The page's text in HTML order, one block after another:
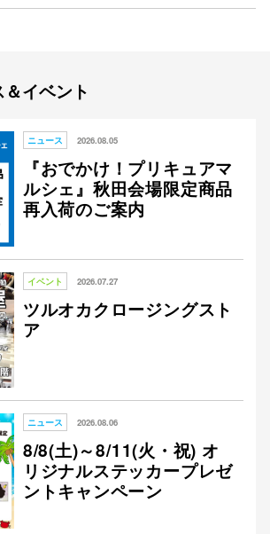
イベント
ニュース 2026.08.05
『おでかけ！プリキュアマ
ルシェ』秋田会場限定商品
再入荷のご案内
イベント 2026.07.27
ツルオカクロージングスト
ア
ニュース 2026.08.06
8/8(土)～8/11(火・祝) オ
リジナルステッカープレゼ
ントキャンペーン
仙台フォ